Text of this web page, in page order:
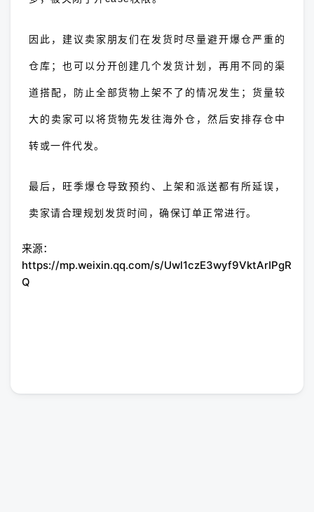
因此，建议卖家朋友们在发货时尽量避开爆仓严重的
仓库；也可以分开创建几个发货计划，再用不同的渠
道搭配，防止全部货物上架不了的情况发生；货量较
大的卖家可以将货物先发往海外仓，然后安排存仓中
转或一件代发。
最后，旺季爆仓导致预约、上架和派送都有所延误，
卖家请合理规划发货时间，确保订单正常进行。
来源：
https://mp.weixin.qq.com/s/Uwl1czE3wyf9VktArIPgR
Q